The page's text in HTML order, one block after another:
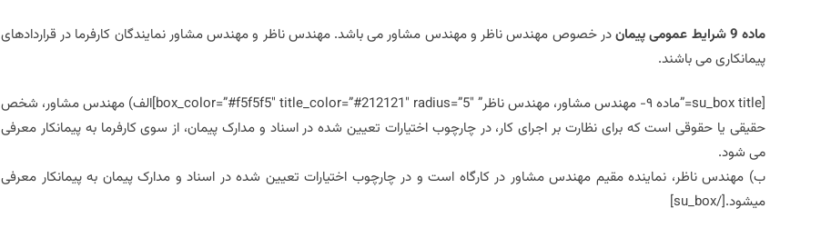
ماده 9 شرایط عمومی پیمان
در خصوص مهندس ناظر و مهندس مشاور می باشد. مهندس ناظر و مهندس مشاور نمایندگان کارفرما در قراردادهای
پیمانکاری می باشند.
[su_box title=”ماده ۹- مهندس مشاور، مهندس ناظر” box_color=”#f5f5f5″ title_color=”#212121″ radius=”5″]الف) مهندس مشاور، شخص
حقیقی یا حقوقی است که برای نظارت بر اجرای کار، در چارچوب اختیارات تعیین شده در اسناد و مدارک پیمان، از سوی کارفرما به پیمانکار معرفی
می شود.
ب) مهندس ناظر، نماینده مقیم مهندس مشاور در کارگاه است و در چارچوب اختیارات تعیین شده در اسناد و مدارک پیمان به پیمانکار معرفی
میشود.[/su_box]